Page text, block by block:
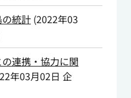
統計(2022年03
連携・協力に関
年03月02日 企